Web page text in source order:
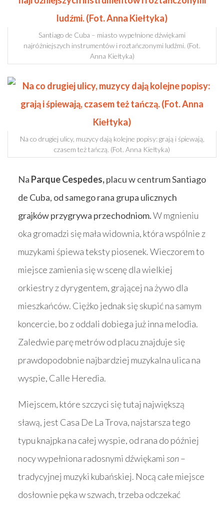
Santiago de Cuba – miasto wypełnione dźwiękami
najróżniejszych instrumentów i roztańczonymi ludźmi. (Fot.
Anna Kiełtyka)
Na co drugiej ulicy, muzycy dają kolejne popisy: grają i śpiewają,
czasem też tańczą. (Fot. Anna Kiełtyka)
Na Parque Cespedes,placu w centrum Santiago
de Cuba, od samego rana grupa ulicznych
grajków przygrywa przechodniom.W mgnieniu
oka gromadzi się mała widownia, która wspólnie z
muzykami śpiewa teksty piosenek. Wieczorem to
miejsce zamienia się w scenę dla wielkiej
orkiestry z dyrygentem, grającej na żywo dla
mieszkańców. Ciężko jednak się skupić na samym
koncercie, bo z oddali dobiega już inna melodia.
Zaledwie parę metrów od placu znajduje się
prawdopodobnie najbardziej muzykalna ulica na
wyspie, Calle Heredia.
Miejscem, które szczyci się tutaj największą
sławą, jest Casa De La Trova, najstarsza tego
typu knajpka na całej wyspie, od rana do później
nocy wypełniona radosnymi dźwiękami son–
tradycyjnej muzyki kubańskiej. Nocą całe miejsce
dosłownie pęka w szwach, trzeba odczekać